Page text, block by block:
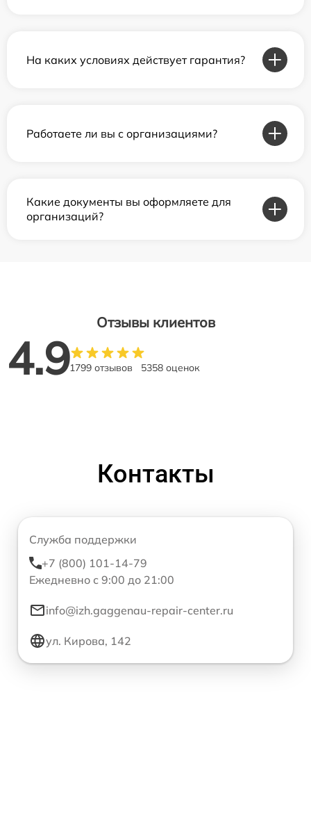
На каких условиях действует гарантия?
Работаете ли вы с организациями?
Какие документы вы оформляете для
организаций?
Отзывы клиентов
4.91799 отзывов 5358 оценок
Контакты
Служба поддержки
+7 (800) 101-14-79
Ежедневно с 9:00 до 21:00
info@izh.gaggenau-repair-center.ru
ул. Кирова, 142